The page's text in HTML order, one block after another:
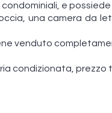
e
una camera da
venduto
condizionata, prezzo